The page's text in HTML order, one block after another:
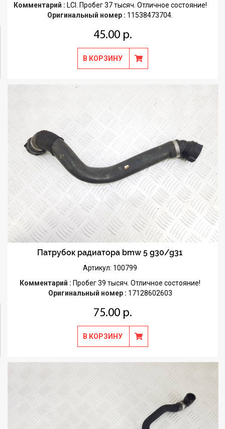
Комментарий : LCI. Пробег 37 тысяч. Отличное состояние!
Оригинальный номер : 11538473704.
45.00 р.
В КОРЗИНУ
Патрубок радиатора bmw 5 g30/g31
Артикул: 100799
Комментарий : Пробег 39 тысяч. Отличное состояние!
Оригинальный номер : 17128602603
75.00 р.
В КОРЗИНУ